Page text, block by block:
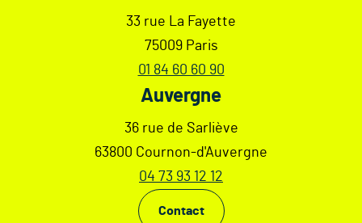
33 rue La Fayette
75009 Paris
01 84 60 60 90
Auvergne
36 rue de Sarliève
63800 Cournon-d'Auvergne
04 73 93 12 12
Contact